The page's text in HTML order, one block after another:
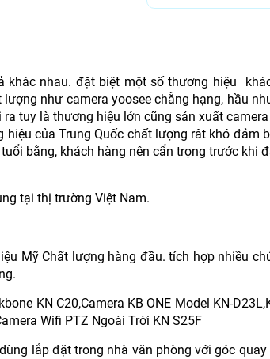
khác nhau. đặt biệt một số thương hiệu
như camera yoosee chẵng hạng, hầu
tuy là thương hiệu lớn cũng sản xuất
của Trung Quốc chất lượng rât khó đảm
bằng, khách hàng nên cẩn trọng trước khi
tại thị trường Việt Nam.
Mỹ Chất lượng hàng đầu. tích hợp nhiều
KN C20,Camera KB ONE Model KN-
Wifi PTZ Ngoài Trời KN S25F
lắp đặt trong nhà văn phòng với góc quay